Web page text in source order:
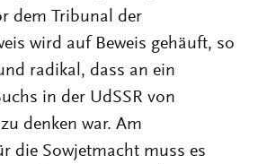
dem Tribunal der
wird auf Beweis gehäuft, so
radikal, dass an ein
in der UdSSR von
denken war. Am
die Sowjetmacht muss es